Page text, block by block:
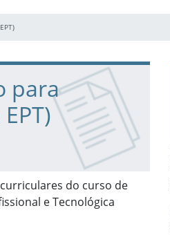
para
do curso de
e Tecnológica